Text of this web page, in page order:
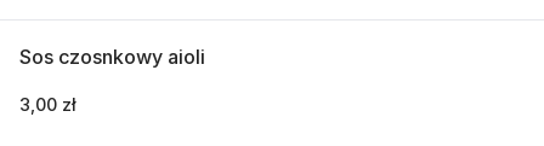
Sos czosnkowy aioli
3,00 zł